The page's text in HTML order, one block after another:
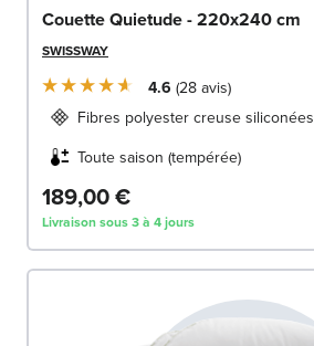
Couette Quietude - 220x240 cm
SWISSWAY
4.6 28 avis
Fibres polyester creuse siliconées
Toute saison (tempérée)
189,00 €
Livraison sous 3 à 4 jours